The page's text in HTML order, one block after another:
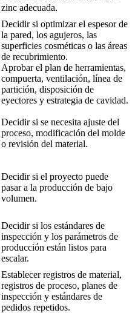
zinc adecuada.
Decidir si optimizar el espesor de
la pared, los agujeros, las
superficies cosméticas o las áreas
de recubrimiento.
Aprobar el plan de herramientas,
compuerta, ventilación, línea de
partición, disposición de
eyectores y estrategia de cavidad.
Decidir si se necesita ajuste del
proceso, modificación del molde
o revisión del material.
Decidir si el proyecto puede
pasar a la producción de bajo
volumen.
Decidir si los estándares de
inspección y los parámetros de
producción están listos para
escalar.
Establecer registros de material,
registros de proceso, planes de
inspección y estándares de
pedidos repetidos.